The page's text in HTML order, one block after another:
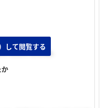
ただいたため。
して閲覧する